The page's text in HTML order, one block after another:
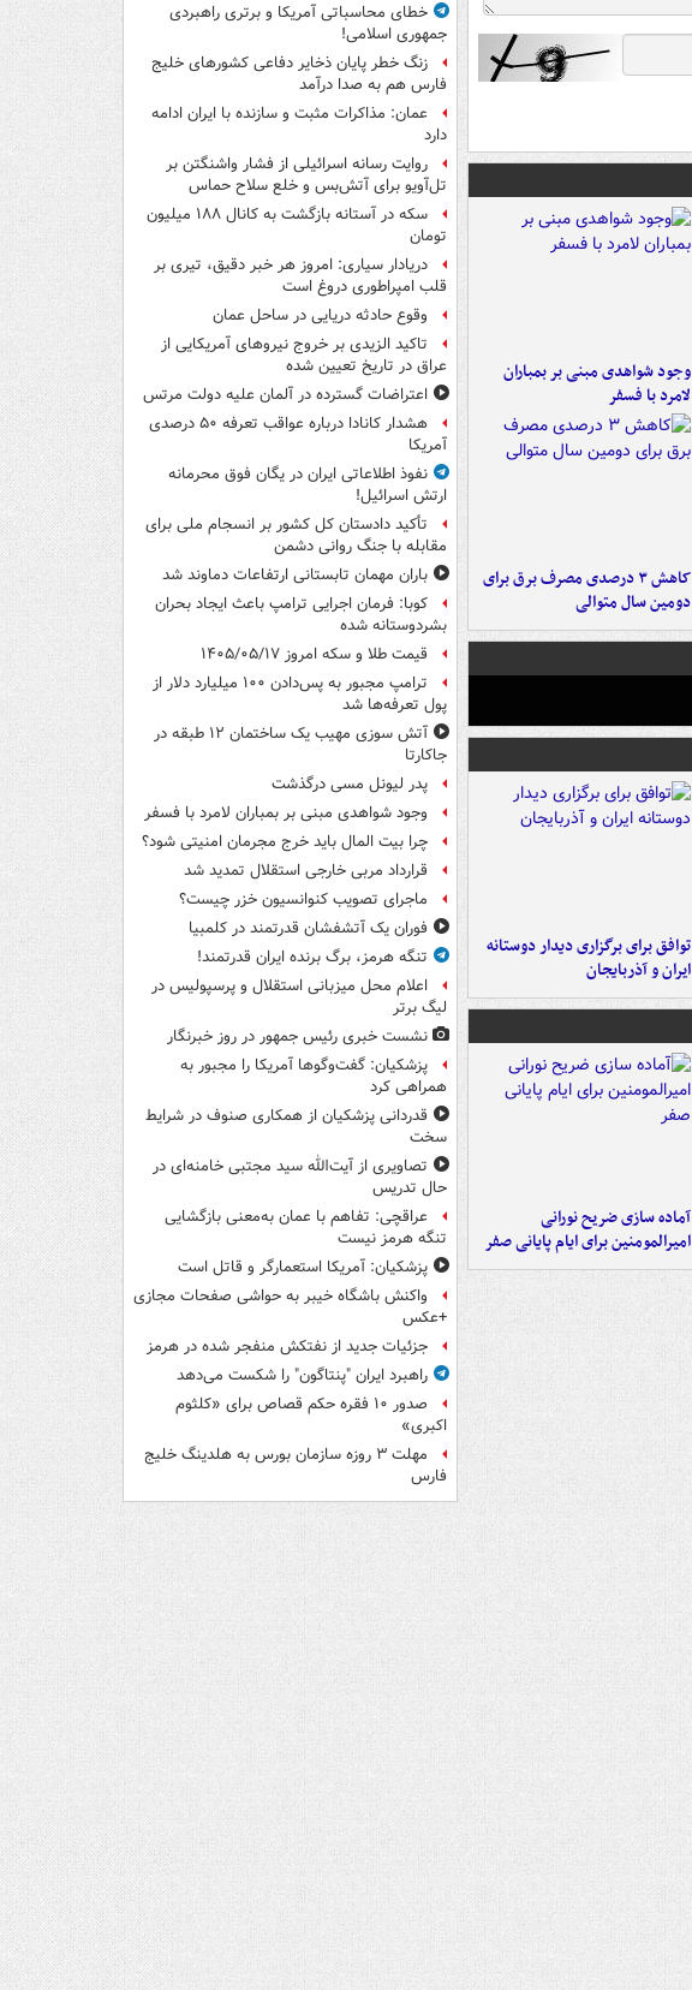
وجود شواهدی مبنی بر بمباران
لامرد با فسفر
کاهش ۳ درصدی مصرف برق برای
دومین سال متوالی
توافق برای برگزاری دیدار دوستانه
ایران و آذربایجان
آماده سازی ضریح نورانی
امیرالمومنین برای ایام پایانی صفر
خطای محاسباتی آمریکا و برتری راهبردی
جمهوری اسلامی!
زنگ خطر پایان ذخایر دفاعی کشورهای خلیج
فارس هم به صدا درآمد
عمان: مذاکرات مثبت و سازنده با ایران ادامه
دارد
روایت رسانه اسرائیلی از فشار واشنگتن بر
تل‌آویو برای آتش‌بس و خلع سلاح حماس
سکه در آستانه بازگشت به کانال ۱۸۸ میلیون
تومان
دریادار سیاری: امروز هر خبر دقیق، تیری بر
قلب امپراطوری دروغ است
وقوع حادثه دریایی در ساحل عمان
تاکید الزیدی بر خروج نیروهای آمریکایی از
عراق در تاریخ تعیین شده
اعتراضات گسترده در آلمان علیه دولت مرتس
هشدار کانادا درباره عواقب تعرفه ۵۰ درصدی
آمریکا
نفوذ اطلاعاتی ایران در یگان فوق محرمانه
ارتش اسرائیل!
تأکید دادستان کل کشور بر انسجام ملی برای
مقابله با جنگ روانی دشمن
باران مهمان تابستانی ارتفاعات دماوند شد
کوبا: فرمان اجرایی ترامپ باعث ایجاد بحران
بشردوستانه شده
قیمت طلا و سکه امروز ۱۴۰۵/۰۵/۱۷
ترامپ مجبور به پس‌دادن ۱۰۰ میلیارد دلار از
پول تعرفه‌ها شد
آتش سوزی مهیب یک ساختمان ۱۲ طبقه در
جاکارتا
پدر لیونل مسی درگذشت
وجود شواهدی مبنی بر بمباران لامرد با فسفر
چرا بیت المال باید خرج مجرمان امنیتی شود؟
قرارداد مربی خارجی استقلال تمدید شد
ماجرای تصویب کنوانسیون خزر چیست؟
فوران یک آتشفشان قدرتمند در کلمبیا
تنگه هرمز، برگ برنده ایران قدرتمند!
اعلام محل میزبانی استقلال و پرسپولیس در
لیگ برتر
نشست خبری رئیس جمهور در روز خبرنگار
پزشکیان: گفت‌وگوها آمریکا را مجبور به
همراهی کرد
قدردانی پزشکیان از همکاری صنوف در شرایط
سخت
تصاویری از آیت‌الله سید مجتبی خامنه‌ای در
حال تدریس
عراقچی: تفاهم با عمان به‌معنی بازگشایی
تنگه هرمز نیست
پزشکیان: آمریکا استعمارگر و قاتل است
واکنش باشگاه خیبر به حواشی صفحات مجازی
+عکس
جزئیات جدید از نفتکش منفجر شده در هرمز
راهبرد ایران "پنتاگون" را شکست می‌دهد
صدور ۱۰ فقره حکم قصاص برای «کلثوم
اکبری»
مهلت ۳ روزه سازمان بورس به هلدینگ خلیج
فارس